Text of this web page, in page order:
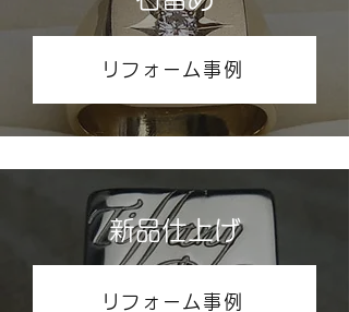
リフォーム事例
新品仕上げ
リフォーム事例